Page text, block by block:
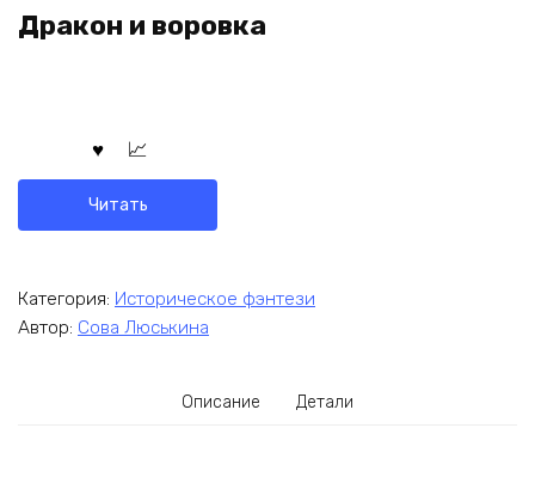
Дракон и воровка
Читать
Категория: Историческое фэнтези
Автор: Сова Люськина
Описание Детали